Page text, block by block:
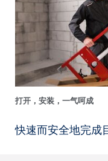
打开，安装，一气呵成
快速而安全地完成